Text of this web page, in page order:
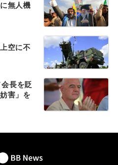
無人機
空に不
長を貶
害」を